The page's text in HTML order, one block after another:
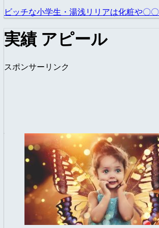
ビッチな小学生・湯浅リリアは化粧や〇
実績 アピール
スポンサーリンク